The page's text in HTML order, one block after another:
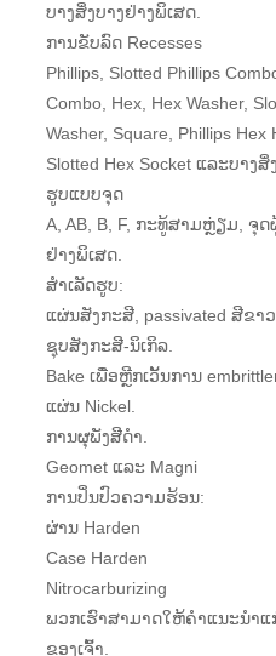
ບາງສິ່ງບາງຢ່າງພິເສດ.
ການຂັບລົດ Recesses
Phillips, Slotted Phillips
Combo, Hex, Hex Washer,
Washer, Square, Phillips Hex
Slotted Hex Socket ແລະບາງສິ່
ຮູບແບບຈຸດ
A, AB, B, F, ກະທູ້ສາມຫຼ່ຽມ, ຈຸ
ຢ່າງພິເສດ.
ສໍາເລັດຮູບ:
ແຜ່ນສັງກະສີ, passivated ສີຂາ
ຊຸບສັງກະສີ-ນິເກິລ.
Bake ເພື່ອຫຼີກເວັ້ນການ
ແຜ່ນ Nickel.
ການຜຸພັງສີດໍາ.
Geomet ແລະ Magni
ການປິ່ນປົວຄວາມຮ້ອນ:
ຜ່ານ Harden
Case Harden
Nitrocarburizing
ພວກເຮົາສາມາດໃຫ້ຄໍາແນະນໍາ
ຂອງເຈົ້າ.